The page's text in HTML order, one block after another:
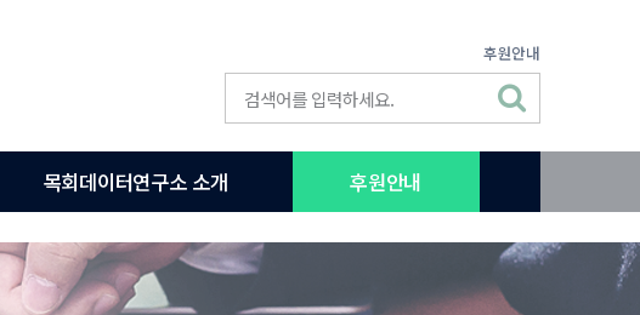
후원안내
목회데이터연구소 소개 후원안내